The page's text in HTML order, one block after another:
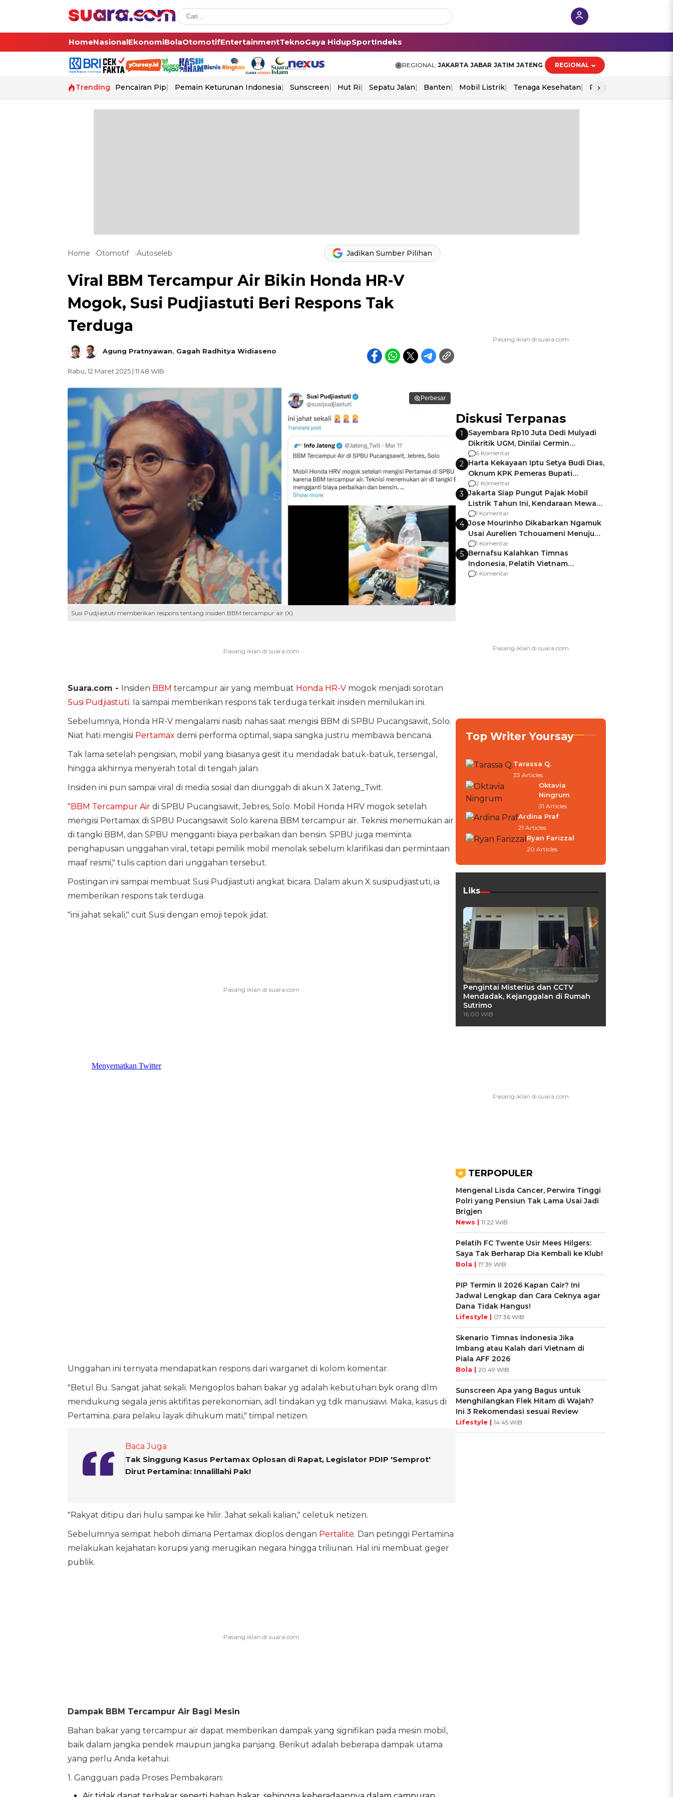
HomeNasionalEkonomiBolaOtomotifEntertainmentTeknoGaya HidupSportIndeks
REGIONAL: JAKARTA JABAR JATIM JATENG REGIONAL
Trending Pencairan Pip Pemain Keturunan Indonesia Sunscreen Hut Ri Sepatu Jalan Banten Mobil Listrik Tenaga Kesehatan Piala Aff 2026
›
Home Otomotif Autoseleb Jadikan Sumber Pilihan
Viral BBM Tercampur Air Bikin Honda HR-V
Mogok, Susi Pudjiastuti Beri Respons Tak
Terduga
Agung Pratnyawan, Gagah Radhitya Widiaseno
Rabu, 12 Maret 2025 | 11:48 WIB
Perbesar
Susi Pudjiastuti memberikan respons tentang insiden BBM tercampur air (X)
Suara.com - Insiden BBM tercampur air yang membuat Honda HR-Vmogok menjadi sorotan
Susi Pudjiastuti. Ia sampai memberikan respons tak terduga terkait insiden memilukan ini.
Sebelumnya, Honda HR-V mengalami nasib nahas saat mengisi BBM di SPBU Pucangsawit, Solo.
Niat hati mengisi Pertamax demi performa optimal, siapa sangka justru membawa bencana.
Tak lama setelah pengisian, mobil yang biasanya gesit itu mendadak batuk-batuk, tersengal,
hingga akhirnya menyerah total di tengah jalan.
Insiden ini pun sampai viral di media sosial dan diunggah di akun X Jateng_Twit.
"BBM Tercampur Airdi SPBU Pucangsawit, Jebres, Solo. Mobil Honda HRV mogok setelah
mengisi Pertamax di SPBU Pucangsawit Solo karena BBM tercampur air. Teknisi menemukan air
di tangki BBM, dan SPBU mengganti biaya perbaikan dan bensin. SPBU juga meminta
penghapusan unggahan viral, tetapi pemilik mobil menolak sebelum klarifikasi dan permintaan
maaf resmi," tulis caption dari unggahan tersebut.
Postingan ini sampai membuat Susi Pudjiastuti angkat bicara. Dalam akun X susipudjiastuti, ia
memberikan respons tak terduga.
"ini jahat sekali," cuit Susi dengan emoji tepok jidat.
Unggahan ini ternyata mendapatkan respons dari warganet di kolom komentar.
"Betul Bu. Sangat jahat sekali. Mengoplos bahan bakar yg adalah kebutuhan byk orang dlm
mendukung segala jenis aktifitas perekonomian, adl tindakan yg tdk manusiawi. Maka, kasus di
Pertamina..para pelaku layak dihukum mati," timpal netizen.
Baca Juga
Tak Singgung Kasus Pertamax Oplosan di Rapat, Legislator PDIP 'Semprot'
Dirut Pertamina: Innalillahi Pak!
"Rakyat ditipu dari hulu sampai ke hilir. Jahat sekali kalian," celetuk netizen.
Sebelumnya sempat heboh dimana Pertamax dioplos dengan Pertalite. Dan petinggi Pertamina
melakukan kejahatan korupsi yang merugikan negara hingga triliunan. Hal ini membuat geger
publik.
Dampak BBM Tercampur Air Bagi Mesin
Bahan bakar yang tercampur air dapat memberikan dampak yang signifikan pada mesin mobil,
baik dalam jangka pendek maupun jangka panjang. Berikut adalah beberapa dampak utama
yang perlu Anda ketahui:
1. Gangguan pada Proses Pembakaran:
Diskusi Terpanas
1
Sayembara Rp10 Juta Dedi Mulyadi
Dikritik UGM, Dinilai Cermin
Gagalnya Negara Jamin Keamanan
6 Komentar
2 Harta Kekayaan Iptu Setya Budi Dias,
Oknum KPK Pemeras Bupati
Pemalang
2 Komentar
3 Jakarta Siap Pungut Pajak Mobil
Listrik Tahun Ini, Kendaraan Mewah
Kena hingga 75% PKB
1 Komentar
4 Jose Mourinho Dikabarkan Ngamuk
Usai Aurelien Tchouameni Menuju
Manchester United
1 Komentar
5 Bernafsu Kalahkan Timnas
Indonesia, Pelatih Vietnam
Berencana Pakai Jimat di Pakansari
1 Komentar
Top Writer Yoursay
Tarassa Q.
33 Articles
Oktavia
Ningrum
31 Articles
Ardina Praf
21 Articles
Ryan Farizzal
20 Articles
Liks
Pengintai Misterius dan CCTV
Mendadak, Kejanggalan di Rumah
Sutrimo
16:00 WIB
TERPOPULER
Mengenal Lisda Cancer, Perwira Tinggi
Polri yang Pensiun Tak Lama Usai Jadi
Brigjen
News | 11:22 WIB
Pelatih FC Twente Usir Mees Hilgers:
Saya Tak Berharap Dia Kembali ke Klub!
Bola | 17:39 WIB
PIP Termin II 2026 Kapan Cair? Ini
Jadwal Lengkap dan Cara Ceknya agar
Dana Tidak Hangus!
Lifestyle | 07:36 WIB
Skenario Timnas Indonesia Jika
Imbang atau Kalah dari Vietnam di
Piala AFF 2026
Bola | 20:49 WIB
Sunscreen Apa yang Bagus untuk
Menghilangkan Flek Hitam di Wajah?
Ini 3 Rekomendasi sesuai Review
Lifestyle | 14:45 WIB